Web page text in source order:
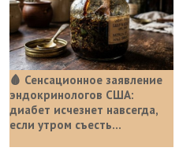
🩸 Сенсационное заявление
эндокринологов США:
диабет исчезнет навсегда,
если утром съесть...